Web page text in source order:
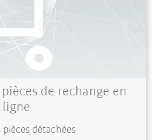
de rechange en
ligne
pièces détachées